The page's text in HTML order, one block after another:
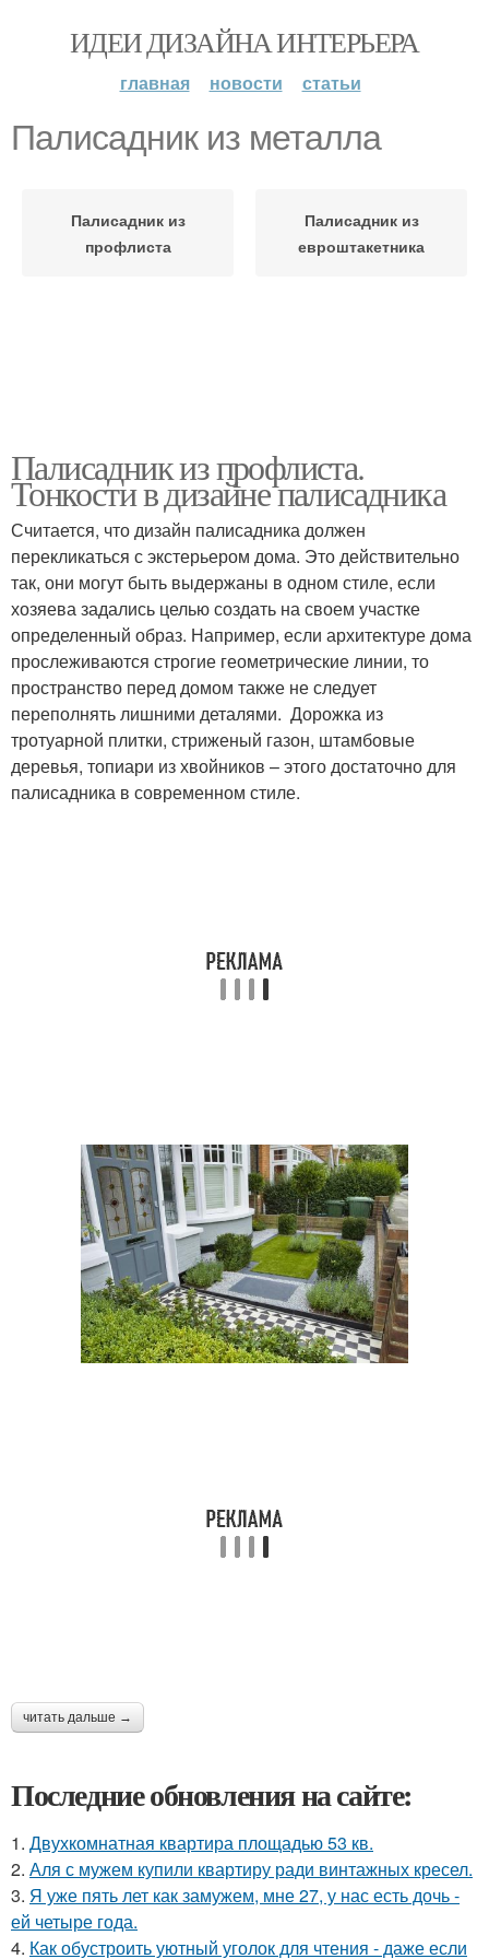
ИДЕИ ДИЗАЙНА ИНТЕРЬЕРА
главная новости статьи
Палисадник из металла
Палисадник из
профлиста
Палисадник из
евроштакетника
Палисадник из профлиста.
Тонкости в дизайне палисадника
Считается, что дизайн палисадника должен
перекликаться с экстерьером дома. Это действительно
так, они могут быть выдержаны в одном стиле, если
хозяева задались целью создать на своем участке
определенный образ. Например, если архитектуре дома
прослеживаются строгие геометрические линии, то
пространство перед домом также не следует
переполнять лишними деталями. Дорожка из
тротуарной плитки, стриженый газон, штамбовые
деревья, топиари из хвойников – этого достаточно для
палисадника в современном стиле.
читать дальше →
Последние обновления на сайте:
1. Двухкомнатная квартира площадью 53 кв.
2. Аля с мужем купили квартиру ради винтажных кресел.
3. Я уже пять лет как замужем, мне 27, у нас есть дочь -
ей четыре года.
4. Как обустроить уютный уголок для чтения - даже если